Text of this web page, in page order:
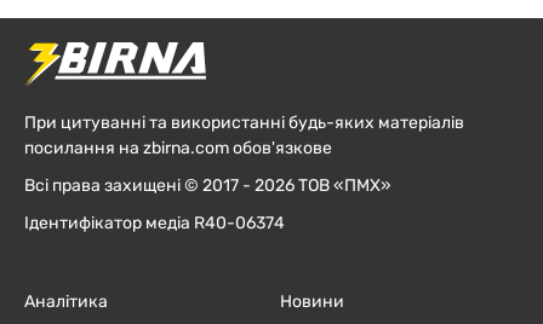
При цитуванні та використанні будь-яких матеріалів
посилання на zbirna.com обов'язкове
Всі права захищені © 2017 - 2026 ТОВ «ПМХ»
Ідентифікатор медіа R40-06374
Аналітика
Новини